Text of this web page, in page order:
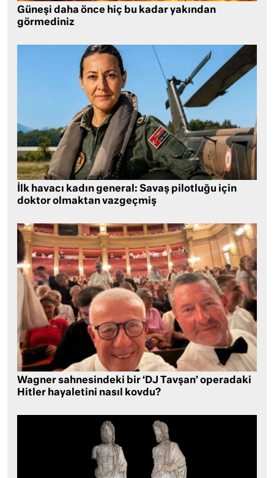
Güneşi daha önce hiç bu kadar yakından
görmediniz
İlk havacı kadın general: Savaş pilotluğu için
doktor olmaktan vazgeçmiş
Wagner sahnesindeki bir ‘DJ Tavşan’ operadaki
Hitler hayaletini nasıl kovdu?